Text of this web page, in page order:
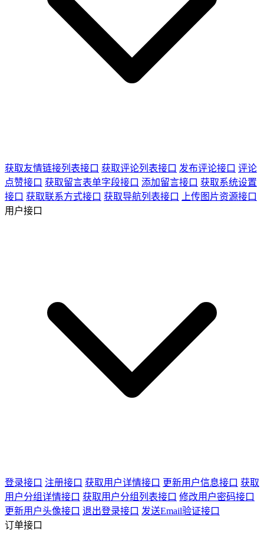
获取友情链接列表接口 获取评论列表接口 发布评论接口 评论
点赞接口 获取留言表单字段接口 添加留言接口 获取系统设置
接口 获取联系方式接口 获取导航列表接口
上传图片资源接口
用户接口
登录接口 注册接口 获取用户详情接口 更新用户信息接口 获取
用户分组详情接口 获取用户分组列表接口 修改用户密码接口
更新用户头像接口 退出登录接口 发送Email验证接口
订单接口